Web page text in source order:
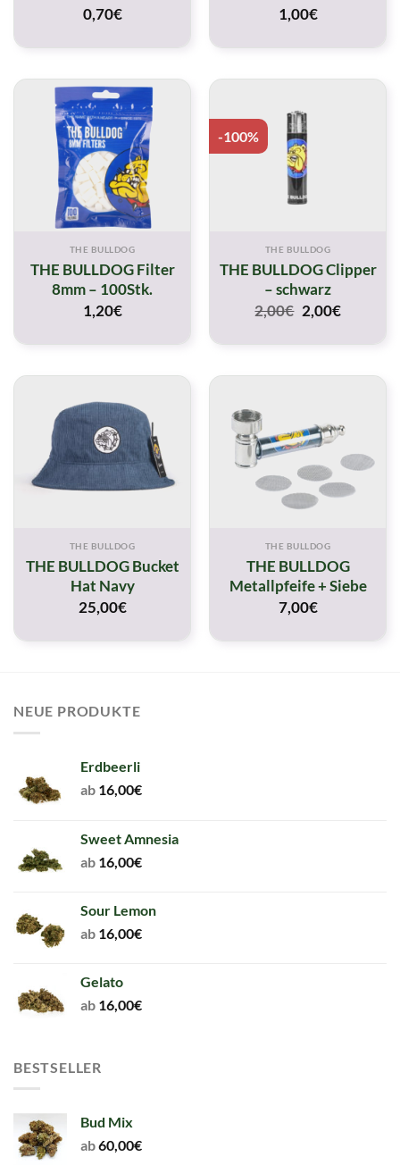
0,70€
1,00€
THE BULLDOG
THE BULLDOG Filter
8mm – 100Stk.
1,20€
-100%
THE BULLDOG
THE BULLDOG Clipper
– schwarz
2,00€ Original
price
2,00€Current
THE BULLDOG
THE BULLDOG Bucket
Hat Navy
25,00€
THE BULLDOG
THE BULLDOG
Metallpfeife + Siebe
7,00€
NEUE PRODUKTE
Erdbeerli
ab 16,00€
Sweet Amnesia
ab 16,00€
Sour Lemon
ab 16,00€
Gelato
ab 16,00€
BESTSELLER
Bud Mix
ab60,00€